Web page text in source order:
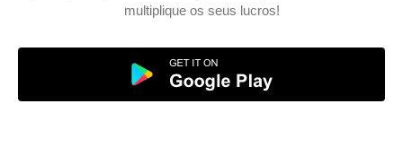
multiplique os seus lucros!